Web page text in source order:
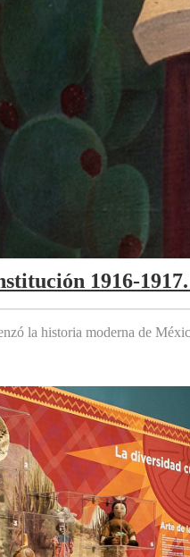
1916-
la historia moderna de